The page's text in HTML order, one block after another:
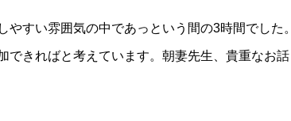
すい雰囲気の中であっという間の3時間でした。
できればと考えています。朝妻先生、貴重なお話